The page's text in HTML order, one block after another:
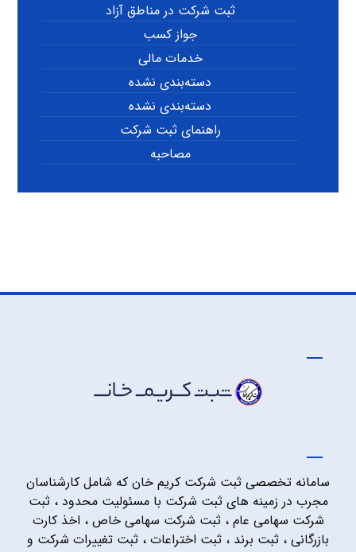
ثبت شرکت در مناطق آزاد
جواز کسب
خدمات مالی
دسته‌بندی نشده
دسته‌بندی نشده
راهنمای ثبت شرکت
مصاحبه
سامانه تخصصی ثبت شرکت کریم خان که شامل کارشناسان
مجرب در زمینه های ثبت شرکت با مسئولیت محدود ، ثبت
شرکت سهامی عام ، ثبت شرکت سهامی خاص ، اخذ کارت
بازرگانی ، ثبت برند ، ثبت اختراعات ، ثبت تغییرات شرکت و